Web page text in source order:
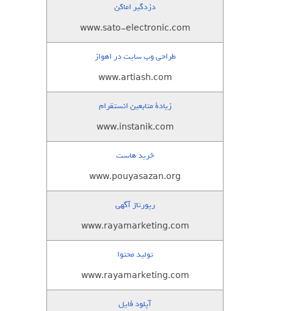
دزدگیر اماکن
www.sato-electronic.com
طراحی وب سایت در اهواز
www.artiash.com
زيادة متابعين انستقرام
www.instanik.com
خرید هاست
www.pouyasazan.org
رپورتاژ آگهی
www.rayamarketing.com
تولید محتوا
www.rayamarketing.com
آپلود فایل